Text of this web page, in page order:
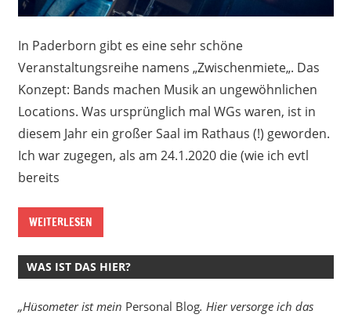
In Paderborn gibt es eine sehr schöne
Veranstaltungsreihe namens „Zwischenmiete„. Das
Konzept: Bands machen Musik an ungewöhnlichen
Locations. Was ursprünglich mal WGs waren, ist in
diesem Jahr ein großer Saal im Rathaus (!) geworden.
Ich war zugegen, als am 24.1.2020 die (wie ich evtl
bereits
WEITERLESEN
WAS IST DAS HIER?
„Hüsometer ist mein Personal Blog. Hier versorge ich das